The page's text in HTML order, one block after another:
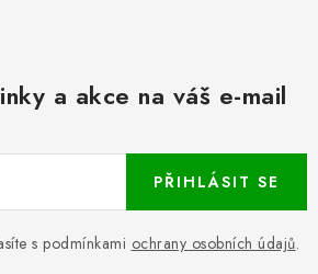
a akce na váš e-mail
s podmínkami ochrany osobních údajů.
PŘIHLÁSIT SE